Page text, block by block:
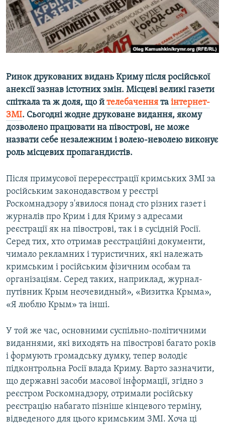
ВІДЕОУРОКИ «ELIFBE»
СВІДЧЕННЯ ОКУПАЦІЇ
УКРАЇНСЬКА ПРОБЛЕМА КРИМУ
Русский
Qırımtatar
Усі сайти RFE/RL
Ринок друкованих видань Криму після російської
анексії зазнав істотних змін. Місцеві великі газети
спіткала та ж доля, що й телебачення та інтернет-
ЗМІ. Сьогодні жодне друковане видання, якому
дозволено працювати на півострові, не може
назвати себе незалежним і волею-неволею виконує
роль місцевих пропагандистів.
Після примусової перереєстрації кримських ЗМІ за
російським законодавством у реєстрі
Роскомнадзору з'явилося понад сто різних газет і
журналів про Крим і для Криму з адресами
реєстрації як на півострові, так і в сусідній Росії.
Серед тих, хто отримав реєстраційні документи,
чимало рекламних і туристичних, які належать
кримським і російським фізичним особам та
організаціям. Серед таких, наприклад, журнал-
путівник Крым неочевидный», «Визитка Крыма»,
«Я люблю Крым» та інші.
У той же час, основними суспільно-політичними
виданнями, які виходять на півострові багато років
і формують громадську думку, тепер володіє
підконтрольна Росії влада Криму. Варто зазначити,
що державні засоби масової інформації, згідно з
реєстром Роскомнадзору, отримали російську
реєстрацію набагато пізніше кінцевого терміну,
відведеного для цього кримським ЗМІ. Хоча ці